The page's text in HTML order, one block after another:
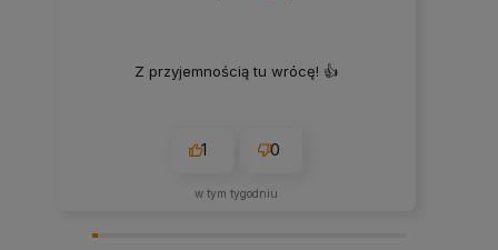
Z przyjemnością tu wrócę! 👍
1 0
w tym tygodniu